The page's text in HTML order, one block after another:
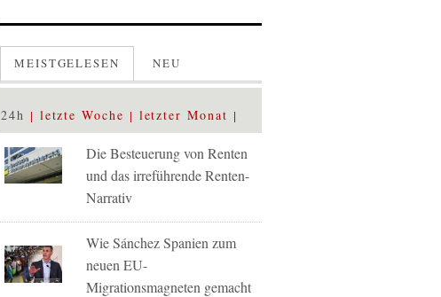
MEISTGELESEN NEU
24h letzte Woche letzter Monat
Die Besteuerung von Renten
und das irreführende Renten-
Narrativ
Wie Sánchez Spanien zum
neuen EU-
Migrationsmagneten gemacht